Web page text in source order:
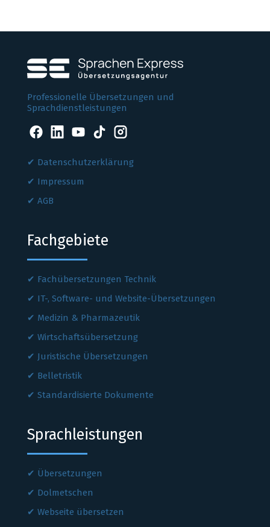
Professionelle Übersetzungen und
Sprachdienstleistungen
Datenschutzerklärung
Impressum
AGB
Fachgebiete
Fachübersetzungen Technik
IT-, Software- und Website-Übersetzungen
Medizin & Pharmazeutik
Wirtschaftsübersetzung
Juristische Übersetzungen
Belletristik
Standardisierte Dokumente
Sprachleistungen
Übersetzungen
Dolmetschen
Webseite übersetzen